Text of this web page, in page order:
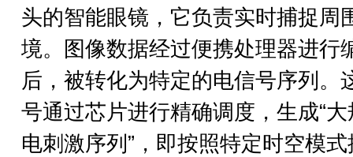
头的智能眼镜，它负责实时捕捉周
境。图像数据经过便携处理器进行
后，被转化为特定的电信号序列。
号通过芯片进行精确调度，生成“
电刺激序列”，即按照特定时空模